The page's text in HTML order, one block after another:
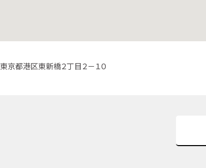
東京都港区東新橋２丁目２－１０